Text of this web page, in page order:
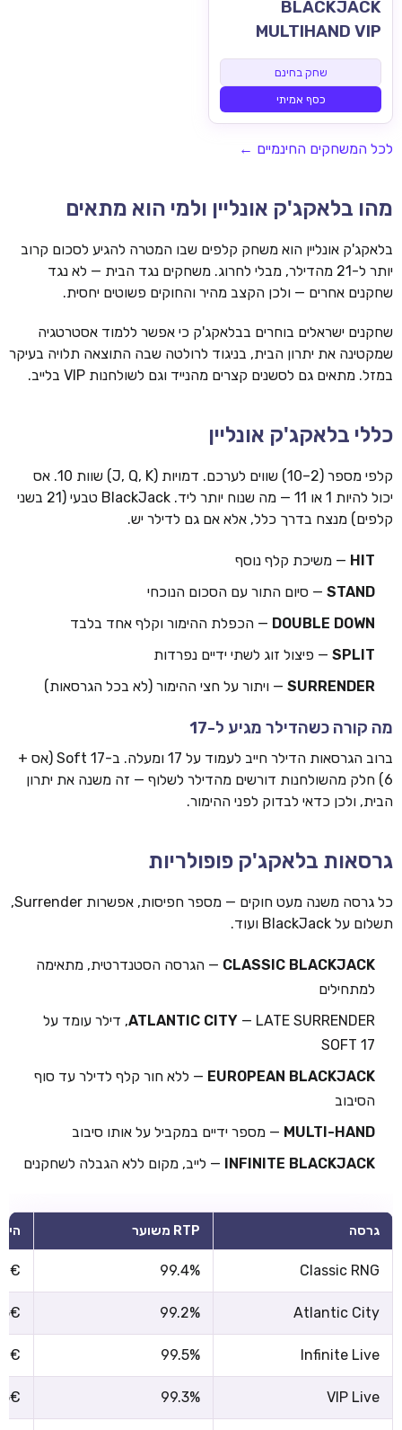
BLACKJACK
MULTIHAND VIP
שחק בחינם
כסף אמיתי
לכל המשחקים החינמיים ←
מהו בלאקג'ק אונליין ולמי הוא מתאים
בלאקג'ק אונליין הוא משחק קלפים שבו המטרה להגיע לסכום קרוב
יותר ל-21 מהדילר, מבלי לחרוג. משחקים נגד הבית — לא נגד
שחקנים אחרים — ולכן הקצב מהיר והחוקים פשוטים יחסית.
שחקנים ישראלים בוחרים בבלאקג'ק כי אפשר ללמוד אסטרטגיה
שמקטינה את יתרון הבית, בניגוד לרולטה שבה התוצאה תלויה בעיקר
במזל. מתאים גם לסשנים קצרים מהנייד וגם לשולחנות VIP בלייב.
כללי בלאקג'ק אונליין
קלפי מספר (2–10) שווים לערכם. דמויות (J, Q, K) שוות 10. אס
יכול להיות 1 או 11 — מה שנוח יותר ליד. BlackJack טבעי (21 בשני
קלפים) מנצח בדרך כלל, אלא אם גם לדילר יש.
HIT — משיכת קלף נוסף
STAND — סיום התור עם הסכום הנוכחי
DOUBLE DOWN — הכפלת ההימור וקלף אחד בלבד
SPLIT — פיצול זוג לשתי ידיים נפרדות
SURRENDER — ויתור על חצי ההימור (לא בכל הגרסאות)
מה קורה כשהדילר מגיע ל-17
ברוב הגרסאות הדילר חייב לעמוד על 17 ומעלה. ב-Soft 17 (אס +
6) חלק מהשולחנות דורשים מהדילר לשלוף — זה משנה את יתרון
הבית, ולכן כדאי לבדוק לפני ההימור.
גרסאות בלאקג'ק פופולריות
כל גרסה משנה מעט חוקים — מספר חפיסות, אפשרות Surrender,
תשלום על BlackJack ועוד.
CLASSIC BLACKJACK — הגרסה הסטנדרטית, מתאימה
למתחילים
ATLANTIC CITY— LATE SURRENDER, דילר עומד על
SOFT 17
EUROPEAN BLACKJACK — ללא חור קלף לדילר עד סוף
הסיבוב
MULTI-HAND — מספר ידיים במקביל על אותו סיבוב
INFINITE BLACKJACK — לייב, מקום ללא הגבלה לשחקנים
גרסה RTP משוער
Classic RNG
99.4%
1€
Atlantic City
99.2%
5€
Infinite Live
99.5%
1€
VIP Live
99.3%